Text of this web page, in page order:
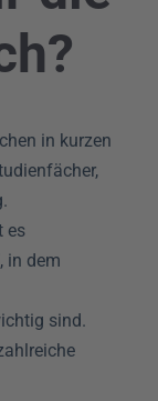
in kurzen
es
, in dem
sind.